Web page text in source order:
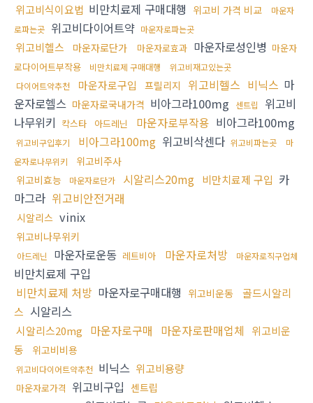
위고비식이요법 비만치료제 구매대행 위고비 가격 비교
마운자
로파는곳 위고비다이어트약 마운자로파는곳
위고비헬스 마운자로단가 마운자로효과 마운자로성인병 마운자
로다이어트부작용
비만치료제 구매대행
위고비재고있는곳
다이어트약추천
마운자로구입 프릴리지 위고비헬스 비닉스 마
운자로헬스 마운자로국내가격 비아그라100mg 센트립
위고비
나무위키 칵스타 아드레닌 마운자로부작용 비아그라100mg
위고비구입후기 비아그라100mg 위고비삭센다 위고비파는곳
마
운자로나무위키
위고비주사
위고비효능
마운자로단가 시알리스20mg 비만치료제 구입 카
마그라 위고비안전거래
시알리스 vinix
위고비나무위키
아드레닌 마운자로운동 레트비아 마운자로처방 마운자로직구업체
비만치료제 구입
비만치료제 처방 마운자로구매대행 위고비운동
골드시알리
스 시알리스
시알리스20mg 마운자로구매 마운자로판매업체
위고비운
동
위고비비용
위고비다이어트약추천 비닉스 위고비용량
마운자로가격 위고비구입 센트립